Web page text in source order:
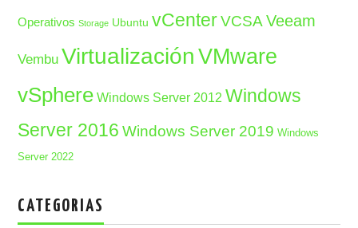
Operativos Storage Ubuntu vCenter VCSA Veeam
Vembu Virtualización VMware
vSphere Windows Server 2012 Windows
Server 2016 Windows Server 2019 Windows
Server 2022
CATEGORIAS